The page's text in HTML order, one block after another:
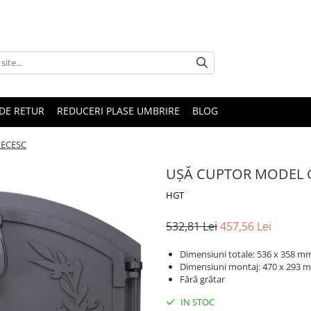
RETUR REDUCERI PLASE UMBRIRE BLOG
UȘĂ CUPTOR MODEL
HGT
532,81 Lei457,56 Lei
Dimensiuni totale: 536 x 358
Dimensiuni montaj: 470 x 293
Fără grătar
IN STOC